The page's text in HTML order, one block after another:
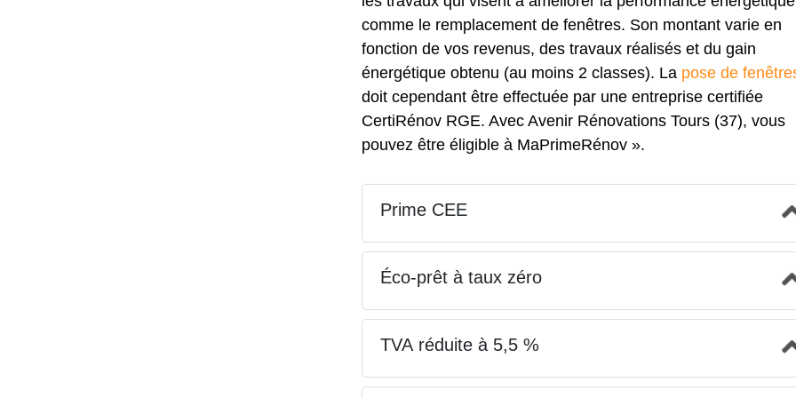
comme le remplacement de fenêtres. Son montant varie en
fonction de vos revenus, des travaux réalisés et du gain
énergétique obtenu (au moins 2 classes). La pose de
doit cependant être effectuée par une entreprise certifiée
CertiRénov RGE. Avec Avenir Rénovations Tours (37), vous
pouvez être éligible à MaPrimeRénov ».
Prime CEE
Éco-prêt à taux zéro
TVA réduite à 5,5 %